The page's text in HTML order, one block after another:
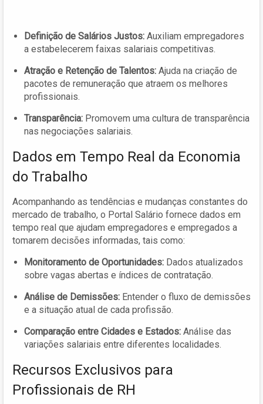
Definição de Salários Justos: Auxiliam empregadores
a estabelecerem faixas salariais competitivas.
Atração e Retenção de Talentos: Ajuda na criação de
pacotes de remuneração que atraem os melhores
profissionais.
Transparência: Promovem uma cultura de transparência
nas negociações salariais.
Dados em Tempo Real da Economia
do Trabalho
Acompanhando as tendências e mudanças constantes do
mercado de trabalho, o Portal Salário fornece dados em
tempo real que ajudam empregadores e empregados a
tomarem decisões informadas, tais como:
Monitoramento de Oportunidades: Dados atualizados
sobre vagas abertas e índices de contratação.
Análise de Demissões: Entender o fluxo de demissões
e a situação atual de cada profissão.
Comparação entre Cidades e Estados: Análise das
variações salariais entre diferentes localidades.
Recursos Exclusivos para
Profissionais de RH